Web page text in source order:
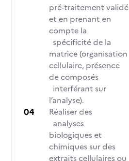
pré-traitement validé
et en prenant en
compte la
spécificité de la
matrice (organisation
cellulaire, présence
de composés
interférant sur
l’analyse).
Réaliser des
analyses
biologiques et
chimiques sur des
extraits cellulaires ou